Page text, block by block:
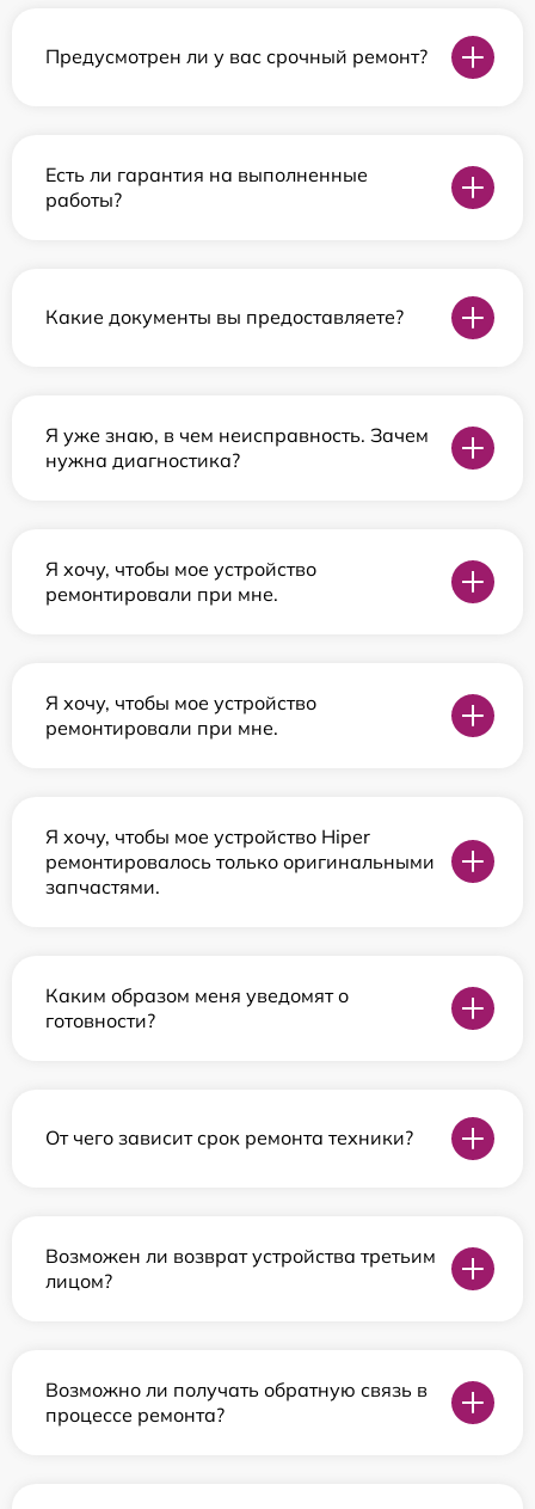
Предусмотрен ли у вас срочный ремонт?
Есть ли гарантия на выполненные
работы?
Какие документы вы предоставляете?
Я уже знаю, в чем неисправность. Зачем
нужна диагностика?
Я хочу, чтобы мое устройство
ремонтировали при мне.
Я хочу, чтобы мое устройство
ремонтировали при мне.
Я хочу, чтобы мое устройство Hiper
ремонтировалось только оригинальными
запчастями.
Каким образом меня уведомят о
готовности?
От чего зависит срок ремонта техники?
Возможен ли возврат устройства третьим
лицом?
Возможно ли получать обратную связь в
процессе ремонта?